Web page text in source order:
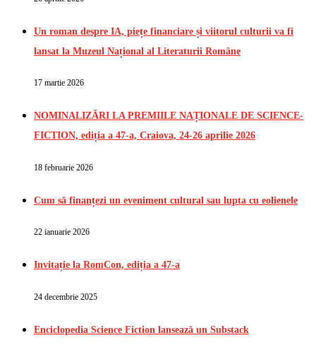
Un roman despre IA, piețe financiare și viitorul culturii va fi
lansat la Muzeul Național al Literaturii Române
17 martie 2026
NOMINALIZĂRI LA PREMIILE NAȚIONALE DE SCIENCE-
FICTION, ediția a 47-a, Craiova, 24-26 aprilie 2026
18 februarie 2026
Cum să finanțezi un eveniment cultural sau lupta cu eolienele
22 ianuarie 2026
Invitație la RomCon, ediția a 47-a
24 decembrie 2025
Enciclopedia Science Fiction lansează un Substack